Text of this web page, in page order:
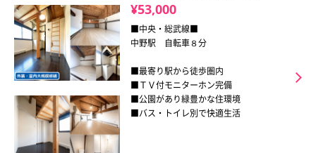
¥53,000
■中央・総武線■
中野駅 自転車８分
■最寄り駅から徒歩圏内
■ＴＶ付モニターホン完備
■公園があり緑豊かな住環境
■バス・トイレ別で快適生活